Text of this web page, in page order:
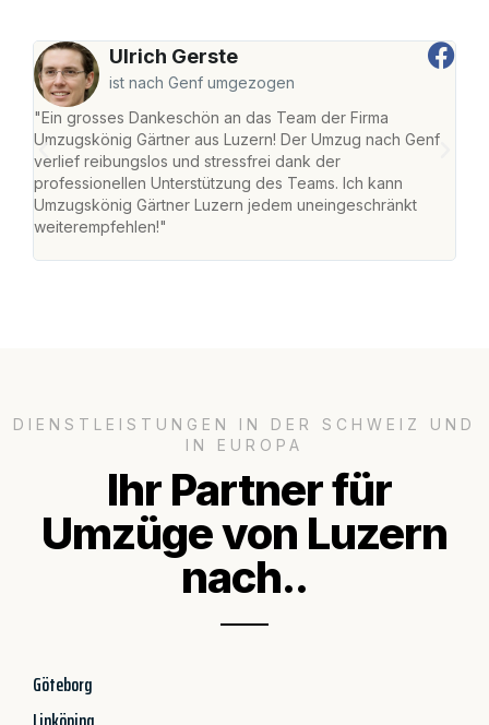
Ulrich Gerste
ist nach Genf umgezogen
"Ein grosses Dankeschön an das Team der Firma
Umzugskönig Gärtner aus Luzern! Der Umzug nach Genf
verlief reibungslos und stressfrei dank der
professionellen Unterstützung des Teams. Ich kann
Umzugskönig Gärtner Luzern jedem uneingeschränkt
weiterempfehlen!"
DIENSTLEISTUNGEN IN DER SCHWEIZ UND
IN EUROPA
Ihr Partner für
Umzüge von Luzern
nach..
Göteborg